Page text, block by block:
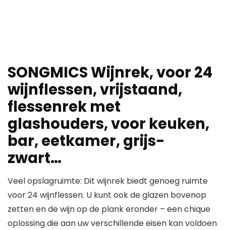
SONGMICS Wijnrek, voor 24
wijnflessen, vrijstaand,
flessenrek met
glashouders, voor keuken,
bar, eetkamer, grijs-
zwart…
Veel opslagruimte: Dit wijnrek biedt genoeg ruimte
voor 24 wijnflessen. U kunt ook de glazen bovenop
zetten en de wijn op de plank eronder – een chique
oplossing die aan uw verschillende eisen kan voldoen